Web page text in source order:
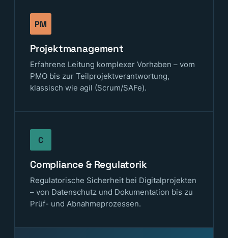
PM
Projektmanagement
Erfahrene Leitung komplexer Vorhaben – vom
PMO bis zur Teilprojektverantwortung,
klassisch wie agil (Scrum/SAFe).
C
Compliance & Regulatorik
Regulatorische Sicherheit bei Digitalprojekten
– von Datenschutz und Dokumentation bis zu
Prüf- und Abnahmeprozessen.